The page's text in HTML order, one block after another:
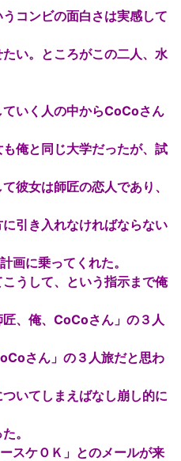
コンビの面白さは実感して
い。ところがこの二人、水
いく人の中からCoCoさん
俺と同じ大学だったが、試
彼女は師匠の恋人であり、
引き入れなければならない
画に乗ってくれた。
うして、という指示まで俺
、俺、CoCoさん」の３人
さん」の３人旅だと思わ
いてしまえばなし崩し的に
。
スケＯＫ」とのメールが来